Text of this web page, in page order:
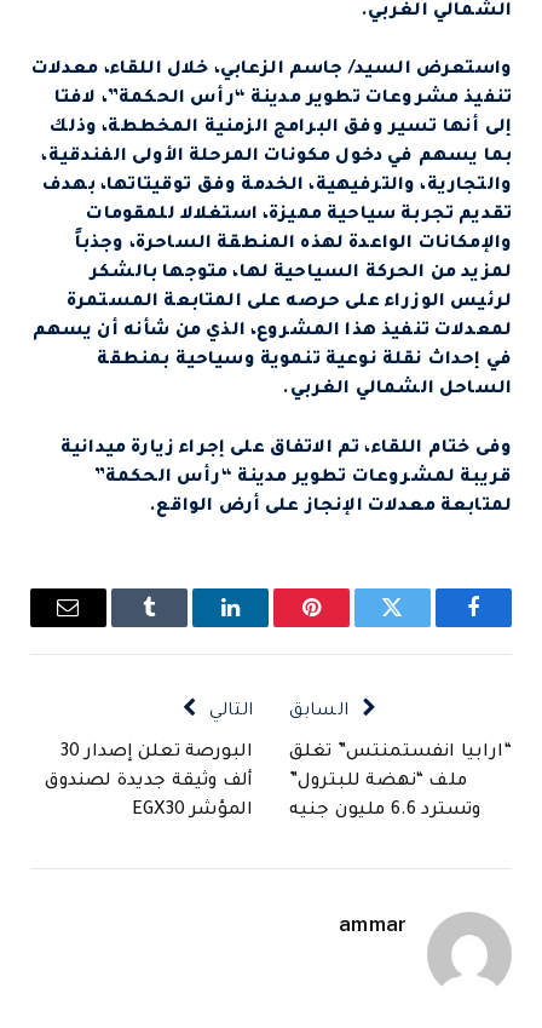
الشمالي الغربي.
واستعرض السيد/ جاسم الزعابي، خلال اللقاء، معدلات
تنفيذ مشروعات تطوير مدينة “رأس الحكمة”، لافتا
إلى أنها تسير وفق البرامج الزمنية المخططة، وذلك
بما يسهم في دخول مكونات المرحلة الأولى الفندقية،
والتجارية، والترفيهية، الخدمة وفق توقيتاتها، بهدف
تقديم تجربة سياحية مميزة، استغلالا للمقومات
والإمكانات الواعدة لهذه المنطقة الساحرة، وجذباً
لمزيد من الحركة السياحية لها، متوجها بالشكر
لرئيس الوزراء على حرصه على المتابعة المستمرة
لمعدلات تنفيذ هذا المشروع، الذي من شأنه أن يسهم
في إحداث نقلة نوعية تنموية وسياحية بمنطقة
الساحل الشمالي الغربي.
وفى ختام اللقاء، تم الاتفاق على إجراء زيارة ميدانية
قريبة لمشروعات تطوير مدينة “رأس الحكمة”
لمتابعة معدلات الإنجاز على أرض الواقع.
فيسبوك تويتر بينتيريستلينكدإن Tumblr
البريد
السابق
“ارابيا انفستمنتس” تغلق
ملف “نهضة للبترول”
وتسترد 6.6 مليون جنيه
التالي
البورصة تعلن إصدار 30
ألف وثيقة جديدة لصندوق
المؤشر EGX30
ammar